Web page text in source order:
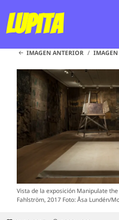
Lupita
IMAGEN ANTERIOR
Vista de la exposición Manipulate
Fahlström, 2017 Foto: Åsa Lundén/